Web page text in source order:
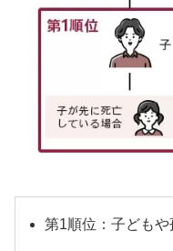
第1順位：子ども